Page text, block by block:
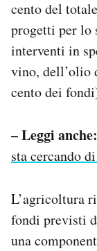
cento del
progetti per lo
interventi in
vino, dell’olio
cento dei
– Leggi anche:
sta cercando
L’agricoltura
fondi previsti
una